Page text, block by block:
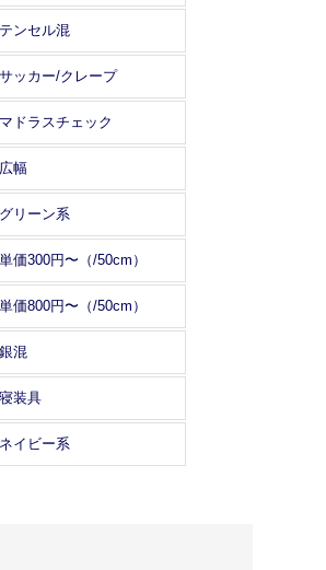
テンセル混
サッカー/クレープ
マドラスチェック
広幅
グリーン系
単価300円〜（/50cm）
単価800円〜（/50cm）
銀混
寝装具
ネイビー系